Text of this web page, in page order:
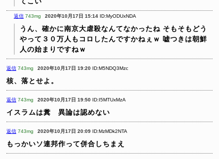
返信 743mg 2020年10月17日 15:14 ID:MyODUxNDA
うん、確かに南京大虐殺なんてなかったね そもそもどう
やって３０万人もコロしたんですかねぇｗ
嘘つきは朝鮮
人の始まりですねｗ
返信 743mg 2020年10月17日 19:20 ID:M5NDQ3Mzc
核、落とせよ。
返信 743mg 2020年10月17日 19:50 ID:I5MTUxMzA
イスラムは糞 異論は認めない
返信 743mg 2020年10月17日 20:09 ID:MzMDk2NTA
もっかいソ連邦作って併合しちまえ